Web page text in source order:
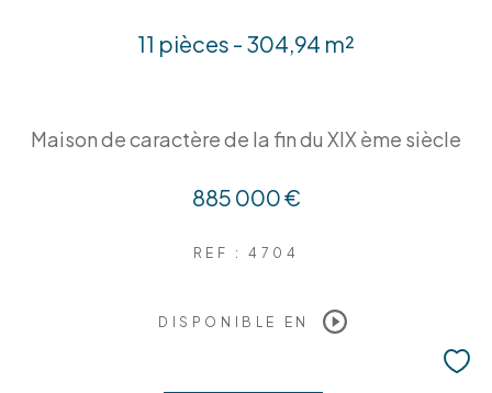
11 pièces - 304,94 m²
Maison de caractère de la fin du XIX ème siècle
885 000 €
REF : 4704
DISPONIBLE EN